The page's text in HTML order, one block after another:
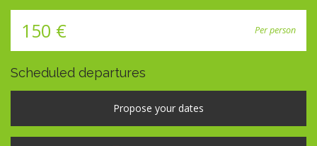
150 € Per person
Scheduled departures